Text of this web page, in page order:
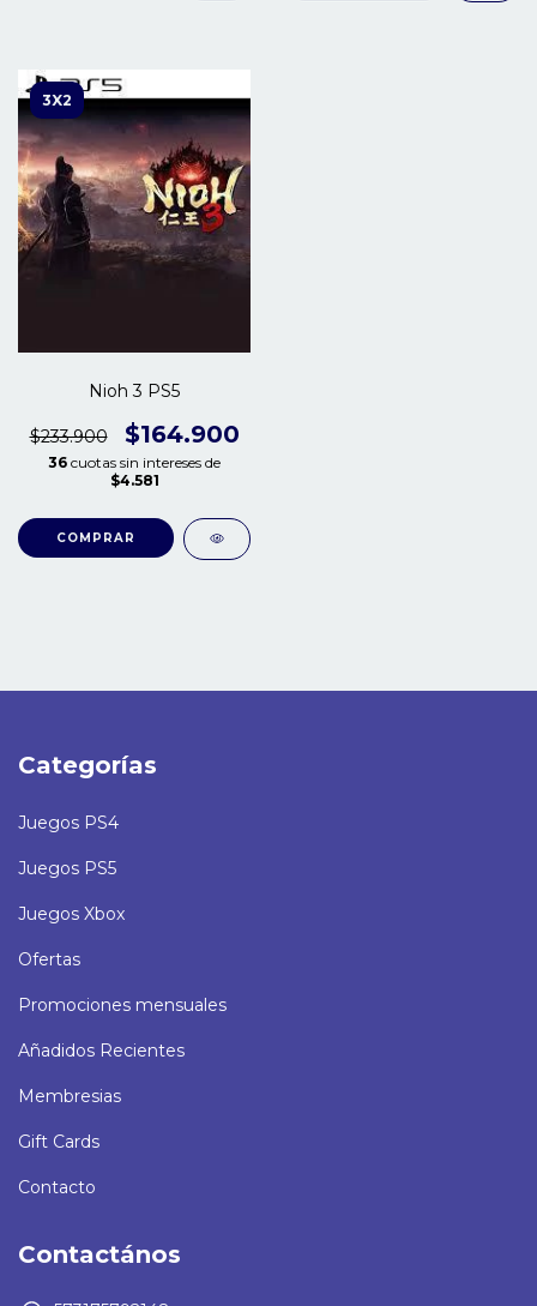
3X2
Nioh 3 PS5
$233.900 $164.900
36 cuotas sin intereses de
$4.581
COMPRAR
Categorías
Juegos PS4
Juegos PS5
Juegos Xbox
Ofertas
Promociones mensuales
Añadidos Recientes
Membresias
Gift Cards
Contacto
Contactános